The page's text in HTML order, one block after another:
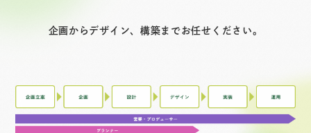
企画からデザイン、構築までお任せください。